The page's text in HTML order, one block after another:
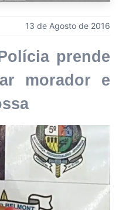
13 de Agosto de 2016
prende
morador e